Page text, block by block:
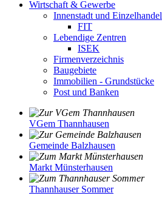
Wirtschaft & Gewerbe
Innenstadt und Einzelhandel
FIT
Lebendige Zentren
ISEK
Firmenverzeichnis
Baugebiete
Immobilien - Grundstücke
Post und Banken
VGem Thannhausen
Gemeinde Balzhausen
Markt Münsterhausen
Thannhauser Sommer